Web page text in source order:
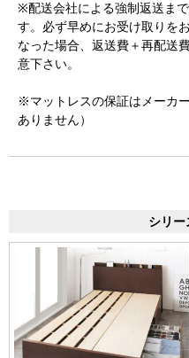
※配送会社による強制返送ま
す。必ず早めにお受け取りを
なった場合、返送費＋再配送
意下さい。
※マットレスの保証はメーカ
ありません）
シリー